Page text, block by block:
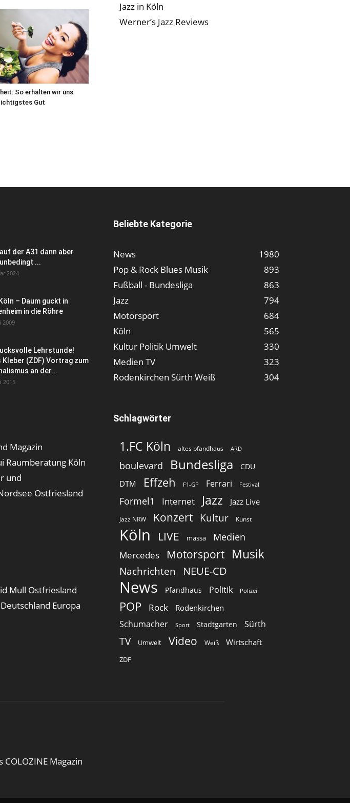
So erhalten wir uns
Gut
Jazz in Köln
Werner’s Jazz Reviews
der A31 dann aber
...
2024
– Daum guckt in
in die Röhre
2009
Lehrstunde!
Kleber (ZDF) Vortrag zum
an der...
2015
Magazin
Raumberatung Köln
und
Ostfriesland
Mull Ostfriesland
Europa
Beliebte Kategorie
News
1980
Pop & Rock Blues Musik
893
Fußball - Bundesliga
863
Jazz
794
Motorsport
684
Köln
565
Kultur Politik Umwelt
330
Medien TV
323
Rodenkirchen Sürth Weiß
304
Schlagwörter
1.FC Köln altes pfandhaus ARD
boulevard Bundesliga CDU
DTM Effzeh F1-GP Ferrari Festival
Formel1 Internet Jazz Jazz Live
Jazz NRW Konzert Kultur Kunst
Köln LIVE massa Medien
Mercedes Motorsport Musik
Nachrichten NEUE-CD
News Pfandhaus Politik Polizei
POP Rock Rodenkirchen
Schumacher Sport Stadtgarten Sürth
TV Umwelt Video Weiß Wirtschaft
ZDF
Magazin